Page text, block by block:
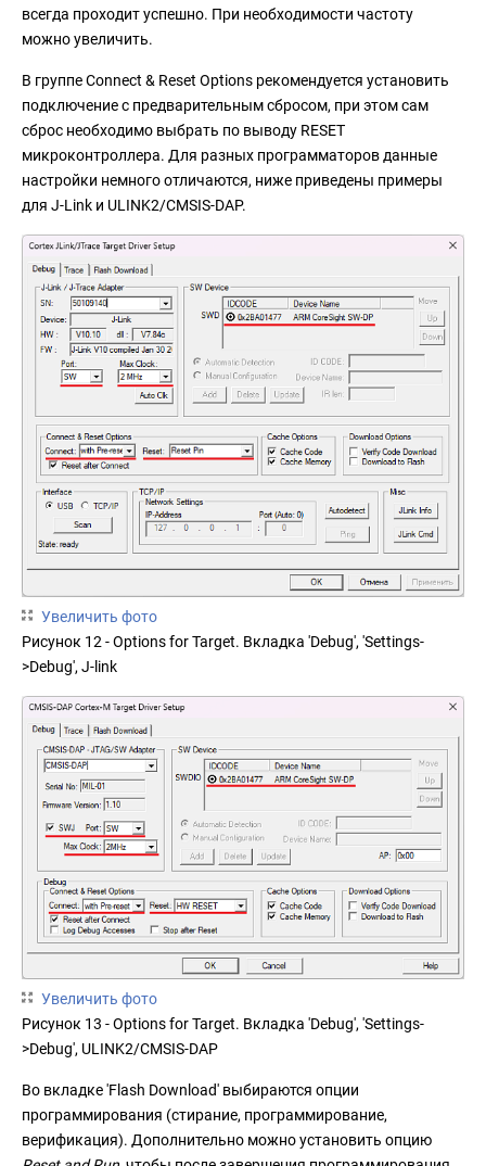
всегда проходит успешно. При необходимости частоту
можно увеличить.
В группе Connect & Reset Options рекомендуется установить
подключение с предварительным сбросом, при этом сам
сброс необходимо выбрать по выводу RESET
микроконтроллера. Для разных программаторов данные
настройки немного отличаются, ниже приведены примеры
для J-Link и ULINK2/CMSIS-DAP.
Увеличить фото
Рисунок 12 - Options for Target. Вкладка 'Debug', 'Settings-
>Debug', J-link
Увеличить фото
Рисунок 13 - Options for Target. Вкладка 'Debug', 'Settings-
>Debug', ULINK2/CMSIS-DAP
Во вкладке 'Flash Download' выбираются опции
программирования (стирание, программирование,
верификация). Дополнительно можно установить опцию